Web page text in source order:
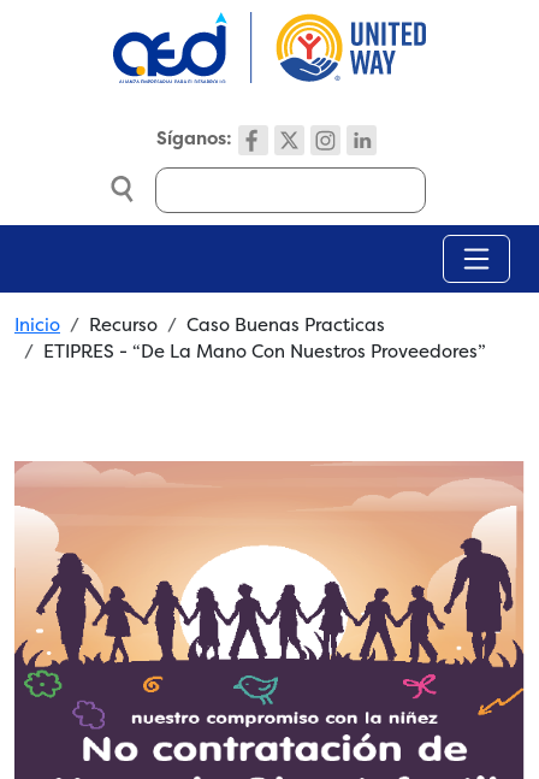
Síganos:
Search
Breadcrumb
Inicio Recurso
Caso Buenas Practicas
ETIPRES - “De La Mano Con Nuestros Proveedores”